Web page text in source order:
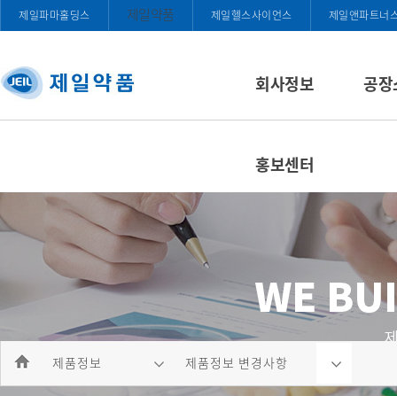
제일파마홀딩스 제일약품 제일헬스사이언스 제일앤파트너
회사정보 공
홍보센터
제품정보 제품정보 변경사항